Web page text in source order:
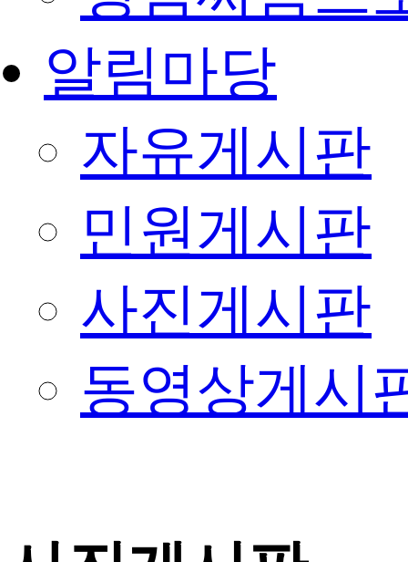
알림마당
자유게시판
민원게시판
사진게시판
동영상게시